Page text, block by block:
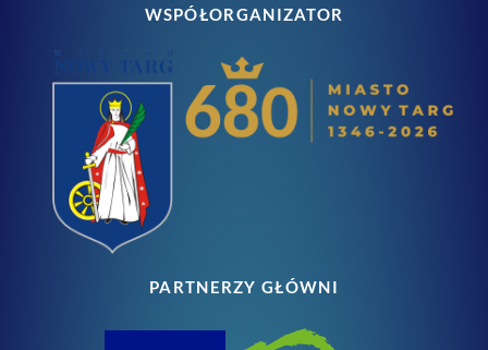
WSPÓŁORGANIZATOR
PARTNERZY GŁÓWNI